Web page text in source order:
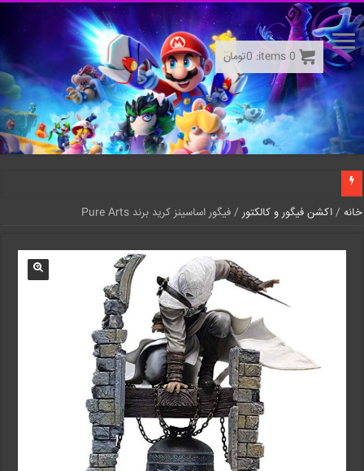
خانه /اکشن فیگور و کالکتور / فیگور اساسینز کرید برند Pure Arts
0
items:
0تومان